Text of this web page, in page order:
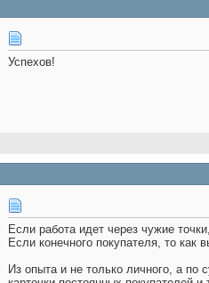
Успехов!
Если работа идет через чужие
Если конечного покупателя, то как
Из опыта и не только личного, а по